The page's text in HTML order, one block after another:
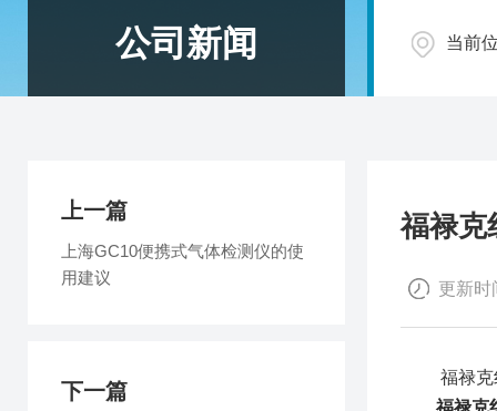
公司新闻 当前
福禄克
更新时
福禄克红
福禄克
上一篇
上海GC10便携式气体检测仪的使
用建议
下一篇